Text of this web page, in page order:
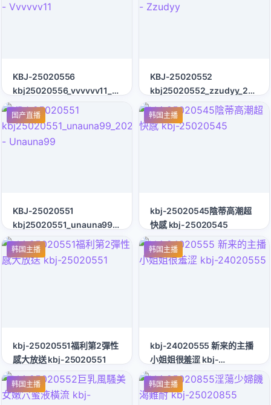
KBJ-25020556
kbj25020556_vvvvvv11_20241212
- Vvvvvv11
KBJ-25020552
- Zzudyy
国产直播
KBJ-25020551
kbj25020551_unauna99_20241212
- Unauna99
韩国主播
kbj-25020545陰蒂高潮超
快感 kbj-25020545
韩国主播
kbj-25020551福利第2彈性
感大放送 kbj-25020551
韩国主播
kbj-24020555 新来的主播
小姐姐很羞涩 kbj-
24020555
韩国主播 韩国主播